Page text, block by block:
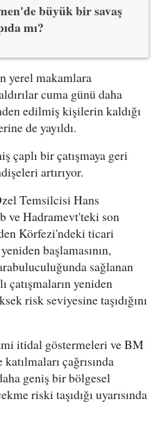
büyük bir savaş
mı?
yerel makamlara
cuma günü daha
edilmiş kişilerin kaldığı
de yayıldı.
çaplı bir çatışmaya geri
artırıyor.
Temsilcisi Hans
ve Hadramevt'teki son
Körfezi'ndeki ticari
başlamasının,
sağlanan
çatışmaların yeniden
risk seviyesine taşıdığını
itidal göstermeleri ve BM
çağrısında
geniş bir bölgesel
riski taşıdığı uyarısında